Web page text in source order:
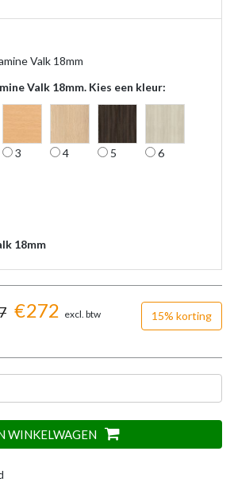
Valk 18mm
Valk 18mm. Kies een kleur:
3 4 5 6
18mm
€272 excl. btw 15% korting
WINKELWAGEN